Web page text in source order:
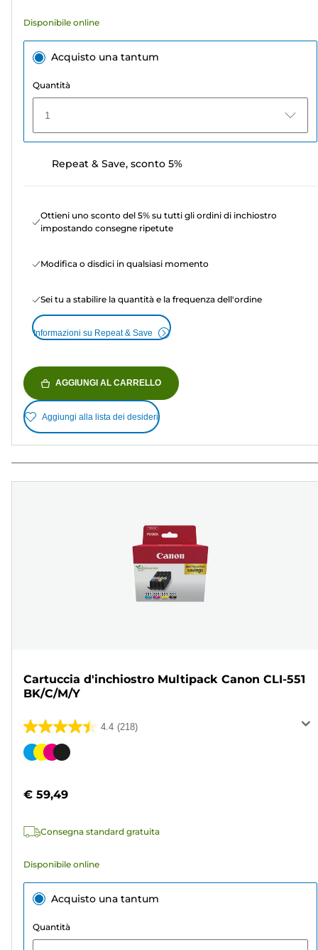
Disponibile online
Acquisto una tantum
Quantità
1
Repeat & Save, sconto 5%
Ottieni uno sconto del 5% su tutti gli ordini di inchiostro
impostando consegne ripetute
Modifica o disdici in qualsiasi momento
Sei tu a stabilire la quantità e la frequenza dell'ordine
Informazioni su Repeat & Save
AGGIUNGI AL CARRELLO
Aggiungi alla lista dei desideri
Cartuccia d'inchiostro Multipack Canon CLI-551
BK/C/M/Y
4.4 (218)
4.4
su
218
Cartuccia
€ 59,49
Consegna standard gratuita
Disponibile online
Acquisto una tantum
Quantità